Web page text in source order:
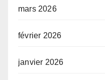
mars 2026
février 2026
janvier 2026